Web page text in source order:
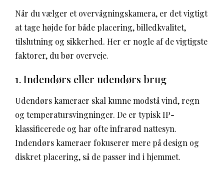
Når du vælger et overvågningskamera, er det vigtigt
at tage højde for både placering, billedkvalitet,
tilslutning og sikkerhed. Her er nogle af de vigtigste
faktorer, du bør overveje.
1. Indendørs eller udendørs brug
Udendørs kameraer skal kunne modstå vind, regn
og temperatursvingninger. De er typisk IP-
klassificerede og har ofte infrarød nattesyn.
Indendørs kameraer fokuserer mere på design og
diskret placering, så de passer ind i hjemmet.